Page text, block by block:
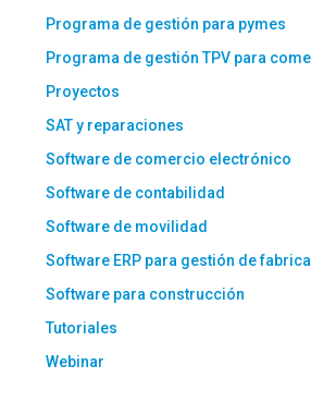
Programa de gestión para pymes
Programa de gestión TPV para
Proyectos
SAT y reparaciones
Software de comercio electrónico
Software de contabilidad
Software de movilidad
Software ERP para gestión de
Software para construcción
Tutoriales
Webinar